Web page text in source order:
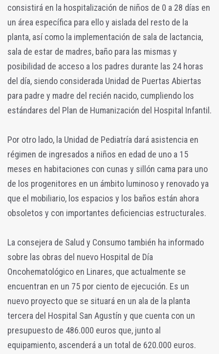
consistirá en la hospitalización de niños de 0 a 28 días en
un área específica para ello y aislada del resto de la
planta, así como la implementación de sala de lactancia,
sala de estar de madres, baño para las mismas y
posibilidad de acceso a los padres durante las 24 horas
del día, siendo considerada Unidad de Puertas Abiertas
para padre y madre del recién nacido, cumpliendo los
estándares del Plan de Humanización del Hospital Infantil.
Por otro lado, la Unidad de Pediatría dará asistencia en
régimen de ingresados a niños en edad de uno a 15
meses en habitaciones con cunas y sillón cama para uno
de los progenitores en un ámbito luminoso y renovado ya
que el mobiliario, los espacios y los baños están ahora
obsoletos y con importantes deficiencias estructurales.
La consejera de Salud y Consumo también ha informado
sobre las obras del nuevo Hospital de Día
Oncohematológico en Linares, que actualmente se
encuentran en un 75 por ciento de ejecución. Es un
nuevo proyecto que se situará en un ala de la planta
tercera del Hospital San Agustín y que cuenta con un
presupuesto de 486.000 euros que, junto al
equipamiento, ascenderá a un total de 620.000 euros.